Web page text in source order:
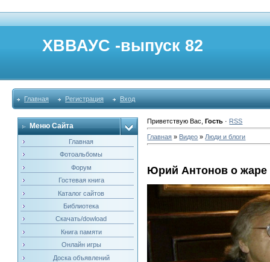
ХВВАУС -выпуск 82
Главная Регистрация Вход
Меню Сайта
Главная
Фотоальбомы
Форум
Гостевая книга
Каталог сайтов
Библиотека
Скачать/dowload
Книга памяти
Онлайн игры
Доска объявлений
Приветствую Вас ,Гость · RSS
Главная » Видео » Люди и блоги
Юрий Антонов о жаре